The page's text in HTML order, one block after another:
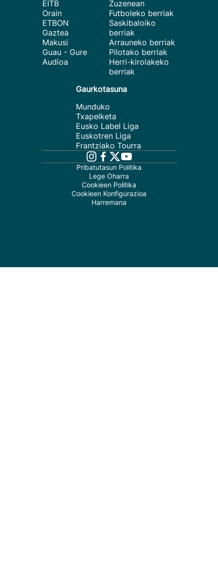
EITB
Orain
ETBON
Gaztea
Makusi
Guau - Gure
Audioa
Zuzenean
Futboleko berriak
Saskibaloiko
berriak
Arrauneko berriak
Pilotako berriak
Herri-kirolakeko
berriak
Gaurkotasuna
Munduko
Txapelketa
Eusko Label Liga
Euskotren Liga
Frantziako Tourra
Pribatutasun Politika
Lege Oharra
Cookieen Politika
Cookieen Konfigurazioa
Harremana